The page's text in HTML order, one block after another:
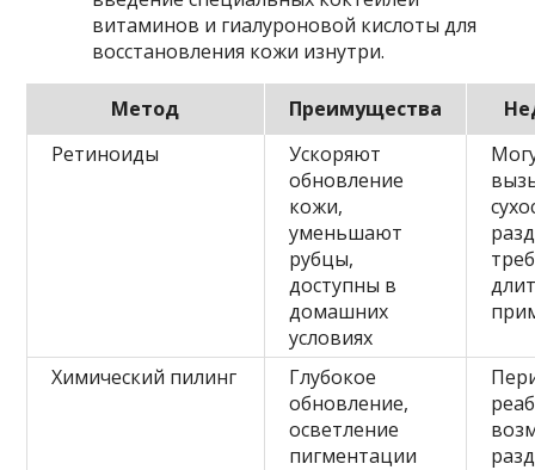
витаминов и гиалуроновой кислоты для
восстановления кожи изнутри.
Метод Преимущества
Ретиноиды
Ускоряют
обновление
кожи,
уменьшают
рубцы,
доступны в
домашних
условиях
Химический пилинг
Глубокое
обновление,
осветление
пигментации